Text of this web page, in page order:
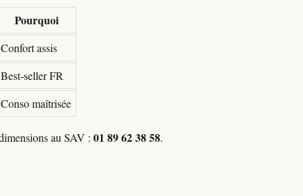
Pourquoi
Confort assis
Best-seller FR
Conso maîtrisée
au SAV : 01 89 62 38 58.